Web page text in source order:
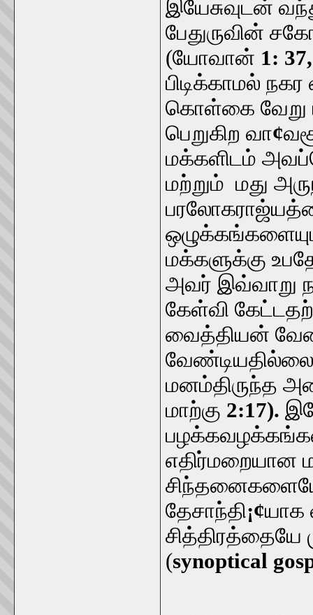
இயேசுவுடன்
பேதுருவின்
(யோவான் 1:
பிடிக்காமல்
கொள்கை வேறு
பெறுகிற வா¢
மக்களிடம்
மற்றும் மது
மக்களுக்கு
அவர் இவ்வாறு
கேள்வி
வைத்தியன்
வேண்டியதில்லை
மனம்திருந்த
மாற்கு 2:17).
எதிர்மறையான
தேசாந்தி¡¢யாக
சித்திரத்தையே
(synoptical